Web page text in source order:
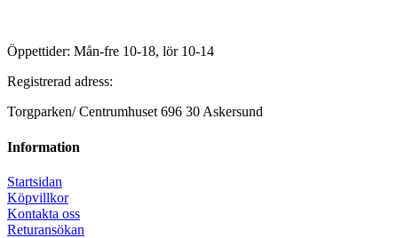
Öppettider: Mån-fre 10-18, lör 10-14
Registrerad adress:
Torgparken/ Centrumhuset 696 30 Askersund
Information
Startsidan
Köpvillkor
Kontakta oss
Returansökan